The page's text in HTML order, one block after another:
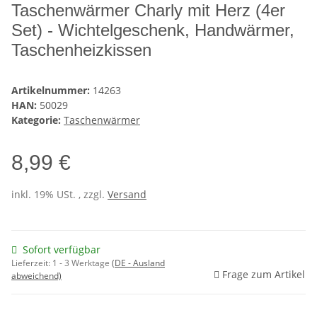
Taschenwärmer Charly mit Herz (4er
Set) - Wichtelgeschenk, Handwärmer,
Taschenheizkissen
Artikelnummer: 14263
HAN: 50029
Kategorie: Taschenwärmer
8,99 €
inkl. 19% USt. , zzgl. Versand
Sofort verfügbar
Lieferzeit: 1 - 3 Werktage (DE - Ausland
abweichend)
Frage zum Artikel